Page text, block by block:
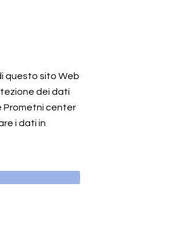
questo sito Web
dei dati
Prometni center
i dati in